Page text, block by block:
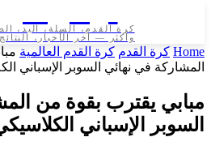
كرة القدم، السلة، اليد، الطائرة،
وأكثر — آخر الأخبار، النتائج،
كرة القدم كرة القدم العالمية مبابي
في نهائي السوبر الإسباني الكلاسيكي
يقترب بقوة من
الإسباني الكلاسيكي